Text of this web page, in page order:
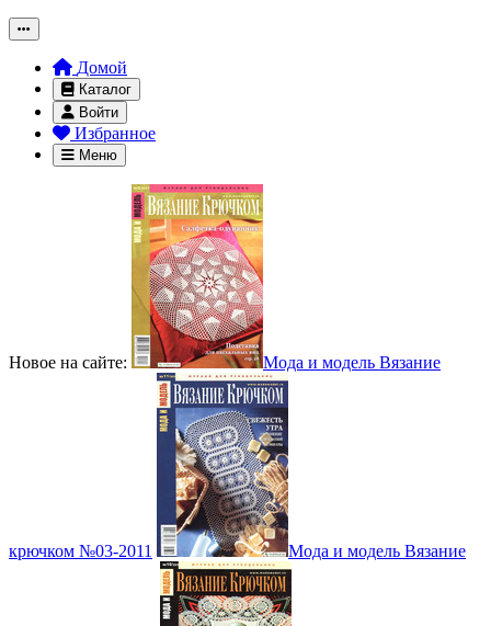
Домой
Каталог
Войти
Избранное
Меню
Новое на сайте: Мода и модель Вязание
крючком №03-2011 Мода и модель Вязание